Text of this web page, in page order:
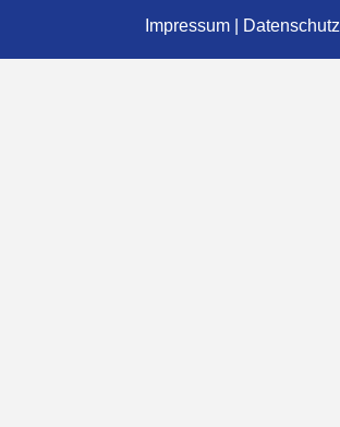
Impressum Datenschutz